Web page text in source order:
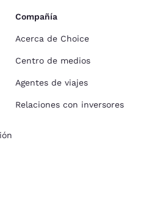
Compañía
Acerca de Choice
Centro de medios
Agentes de viajes
Relaciones con inversores